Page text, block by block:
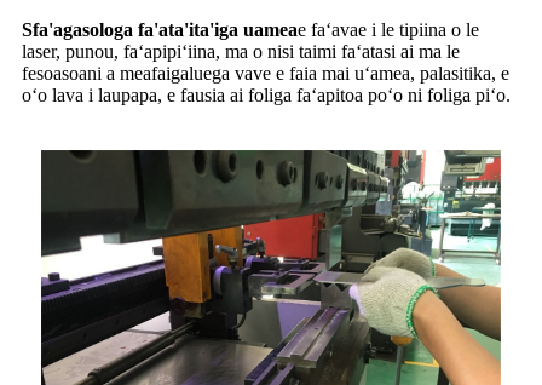
Sfa'agasologa fa'ata'ita'iga uameae faʻavae i le tipiina o le
laser, punou, faʻapipiʻiina, ma o nisi taimi faʻatasi ai ma le
fesoasoani a meafaigaluega vave e faia mai uʻamea, palasitika, e
oʻo lava i laupapa, e fausia ai foliga faʻapitoa poʻo ni foliga piʻo.